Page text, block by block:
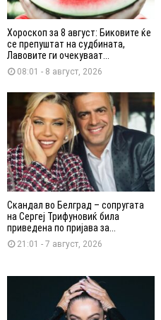
Хороскоп за 8 август: Биковите ќе
се препуштат на судбината,
Лавовите ги очекуваат...
08:01 - 8 август, 2026
Скандал во Белград – сопругата
на Сергеј Трифуновиќ била
приведена по пријава за...
21:01 - 7 август, 2026